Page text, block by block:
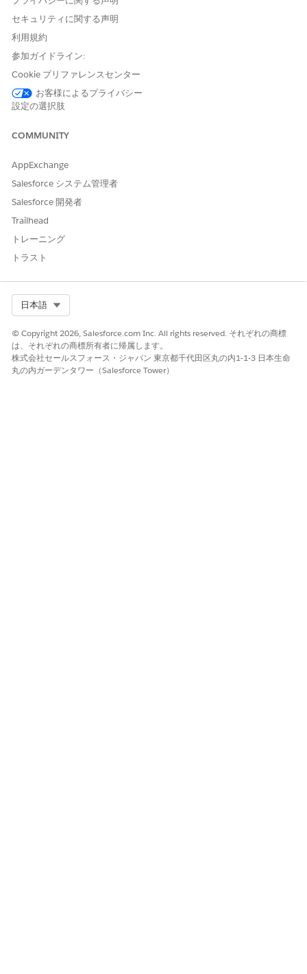
別 (「参照のみ」や「参照・更新可能」など)。
Business Justification (ビジネスの正当性): 従業員のロールま
たはプロジェクトにデータベースアクセスが必要な理由の簡単
な説明。
手動履行
このサービスプロセスでは、手動履行の要求が IT チームに転送さ
動履行などのカスタムロジックを含めることができます。
Integration の制限と考慮事項」
このテンプレートには、受入または履行のための事前設定済みの
インテグレーションは含まれません。Flow Builder を使用して、
ローを作成します。
この記事で問題は解決されましたか?
セキュリティに関する声明
利用規約
参加ガイドライン:
Cookie プリファレンスセンター
お客様によるプライバシー
設定の選択肢
COMMUNITY
AppExchange
Salesforce システム管理者
Salesforce 開発者
Trailhead
トレーニング
トラスト
日本語
© Copyright 2026, Salesforce.com Inc. All rights reserved. それぞれの商標
は、それぞれの商標所有者に帰属します。
株式会社セールスフォース・ジャパン 東京都千代田区丸の内1-1-3 日本生命
丸の内ガーデンタワー（Salesforce Tower）